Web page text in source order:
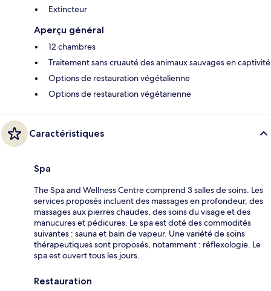
Extincteur
Aperçu général
12 chambres
Traitement sans cruauté des animaux sauvages en captivité
Options de restauration végétalienne
Options de restauration végétarienne
Caractéristiques
Spa
The Spa and Wellness Centre comprend 3 salles de soins. Les
services proposés incluent des massages en profondeur, des
massages aux pierres chaudes, des soins du visage et des
manucures et pédicures. Le spa est doté des commodités
suivantes : sauna et bain de vapeur. Une variété de soins
thérapeutiques sont proposés, notamment : réflexologie. Le
spa est ouvert tous les jours.
Restauration